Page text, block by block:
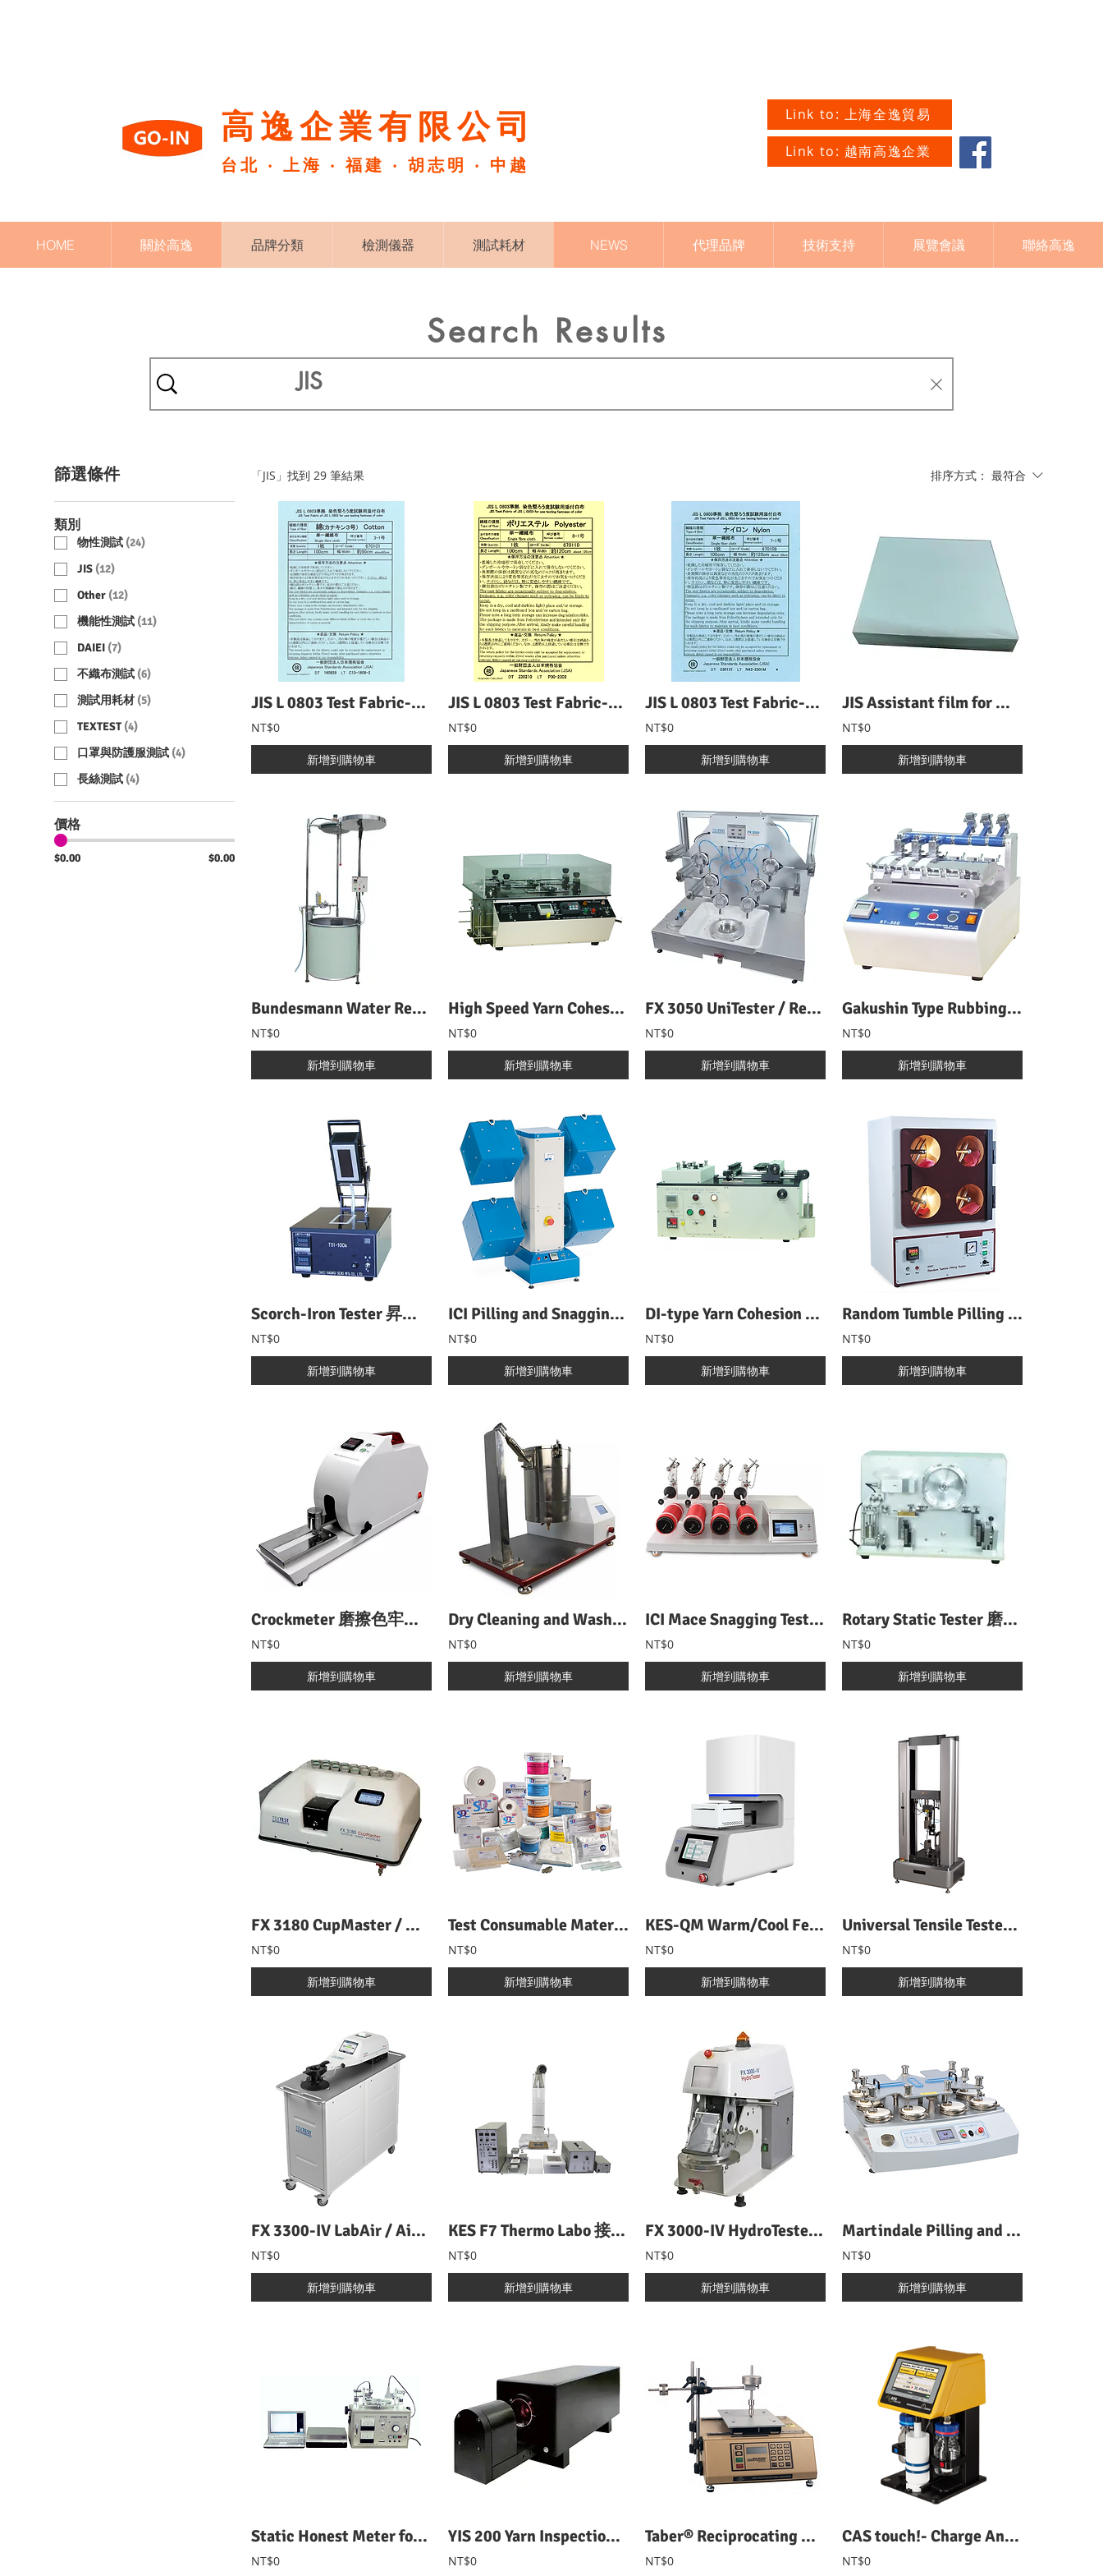
高逸企業有限公司​
台北 ‧ 上海 ‧ 福建 ‧ 胡志明 ‧ 中越
Link to: 上海全逸貿易
Link to: 越南高逸企業
HOME 關於高逸 品牌分類 檢測儀器 測試耗材 NEWS 代理品牌 技術支持 展覽會議 聯絡高逸
Search Results
篩選條件
類別
物性測試 (24)
JIS (12)
Other (12)
機能性測試 (11)
DAIEI (7)
不織布測試 (6)
測試用耗材 (5)
TEXTEST (4)
口罩與防護服測試 (4)
長絲測試 (4)
價格
$0.00 $0.00
「JIS」找到 29 筆結果 排序方式： 最符合
JIS L 0803 Test Fabric-Cotton JIS L 0803 棉布
NT$0
新增到購物車
JIS L 0803 Test Fabric-Polyester JIS L 0803 聚酯布
NT$0
新增到購物車
JIS L 0803 Test Fabric-Nylon JIS L 0803 尼龍布
NT$0
新增到購物車
JIS Assistant film for Water Vapour 標準透濕膜輔助薄膜 JIS L 1099 B法
NT$0
新增到購物車
Bundesmann Water Repellency Tester 邦迪斯門雨淋試驗機
NT$0
新增到購物車
High Speed Yarn Cohesion Tester 高速型紗線磨擦抱合力試驗機
NT$0
新增到購物車
FX 3050 UniTester / Resistance Tester 防護服血液滲透測試儀
NT$0
新增到購物車
Gakushin Type Rubbing Tester 學振型磨擦色牢度試驗機
NT$0
新增到購物車
Scorch-Iron Tester 昇華試驗機
NT$0
新增到購物車
ICI Pilling and Snagging Tester ICI起毬勾紗試驗機
NT$0
新增到購物車
DI-type Yarn Cohesion Tester DI式紗線磨擦抱合力試驗機
NT$0
新增到購物車
Random Tumble Pilling Tester 快速式起毬試驗機
NT$0
新增到購物車
Crockmeter 磨擦色牢度試驗機
NT$0
新增到購物車
Dry Cleaning and Washing Cylinder 乾洗試驗機
NT$0
新增到購物車
ICI Mace Snagging Tester ICI 釘錘式勾紗試驗機
NT$0
新增到購物車
Rotary Static Tester 磨擦帶電壓試驗機
NT$0
新增到購物車
FX 3180 CupMaster / Water Vapor Transmission 自動透濕試驗機
NT$0
新增到購物車
Test Consumable Materials 試驗用耗材總覽
NT$0
新增到購物車
KES-QM Warm/Cool Feeling qmax Measurement Tester 接觸冷暖感Qmax分析儀
NT$0
新增到購物車
Universal Tensile Tester 萬能織物強力試驗機
NT$0
新增到購物車
FX 3300-IV LabAir / Air Permeability Tester 透氣性試驗機
NT$0
新增到購物車
KES F7 Thermo Labo 接觸冷暖感測試儀
NT$0
新增到購物車
FX 3000-IV HydroTester / Automatic Hydrostatic Head Tester 耐水壓試驗機
NT$0
新增到購物車
Martindale Pilling and Abrasion Tester 馬丁代爾起毬及耐磨試驗機
NT$0
新增到購物車
Static Honest Meter for Electrostatic Propensity 靜電衰減測試儀
NT$0
YIS 200 Yarn Inspection System 線上紗線檢測系統
NT$0
Taber® Reciprocating Abraser 5900 往復式耐磨測試儀
NT$0
CAS touch!- Charge Analyzing System 電荷分析系統
NT$0